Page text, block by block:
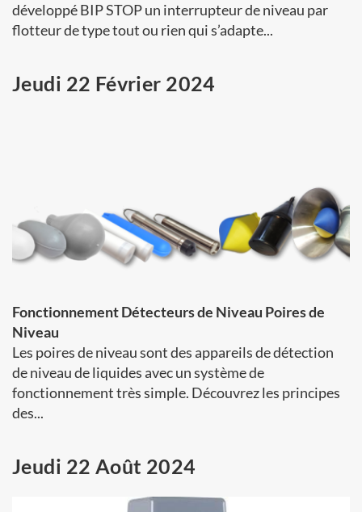
développé BIP STOP un interrupteur de niveau par
flotteur de type tout ou rien qui s’adapte...
Jeudi 22 Février 2024
Fonctionnement Détecteurs de Niveau Poires de
Niveau
Les poires de niveau sont des appareils de détection
de niveau de liquides avec un système de
fonctionnement très simple. Découvrez les principes
des...
Jeudi 22 Août 2024